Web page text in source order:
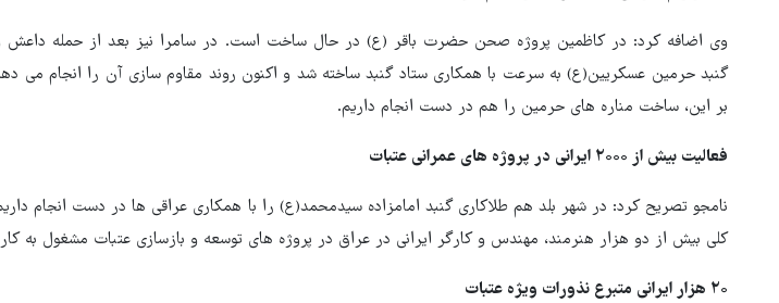
وی اضافه کرد: در کاظمین پروژه صحن حضرت باقر (ع) در حال ساخت است. در سامرا نیز بعد از حمله داعش
گنبد حرمین عسکریین(ع) به سرعت با همکاری ستاد گنبد ساخته شد و اکنون روند مقاوم سازی آن را انجام می
بر این، ساخت مناره های حرمین را هم در دست انجام داریم.
فعالیت بیش از ۲۰۰۰ ایرانی در پروژه های عمرانی عتبات
نامجو تصریح کرد: در شهر بلد هم طلاکاری گنبد امامزاده سیدمحمد(ع) را با همکاری عراقی ها در دست انجام
کلی بیش از دو هزار هنرمند، مهندس و کارگر ایرانی در عراق در پروژه های توسعه و بازسازی عتبات مشغول به
۲۰ هزار ایرانی متبرع نذورات ویژه عتبات